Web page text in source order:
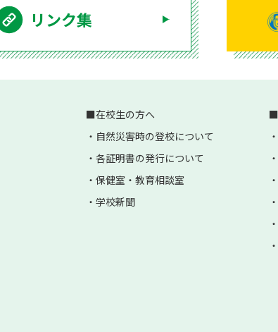
リンク集
在校生の方へ
自然災害時の登校について
各証明書の発行について
保健室・教育相談室
学校新聞